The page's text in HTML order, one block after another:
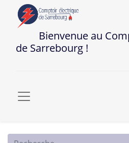
Bienvenue au
de Sarrebourg !